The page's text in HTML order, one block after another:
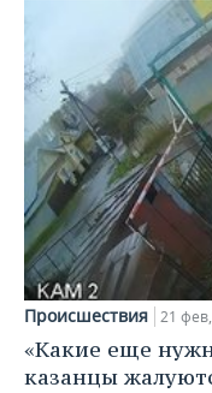
Происшествия 21
«Какие еще
казанцы